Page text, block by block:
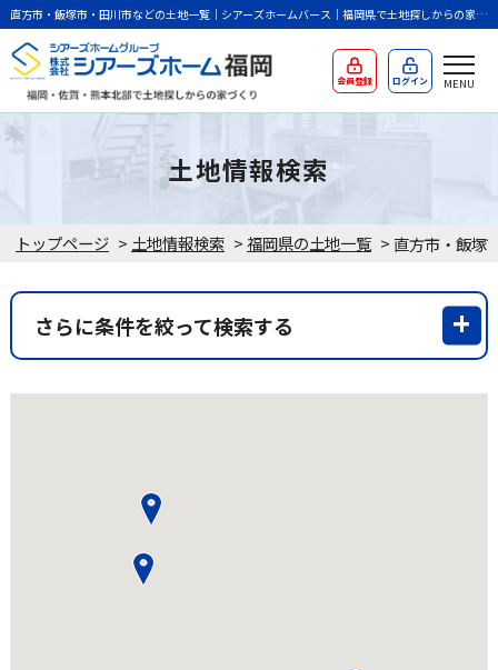
直方市・飯塚市・田川市などの土地一覧｜シアーズホームバース｜福岡県で土地探しからの家づ
くり
会員登録 ログイン
トップページ > 土地情報検索 >福岡県の土地一覧 >
土地情報検索
さらに条件を絞って検索する